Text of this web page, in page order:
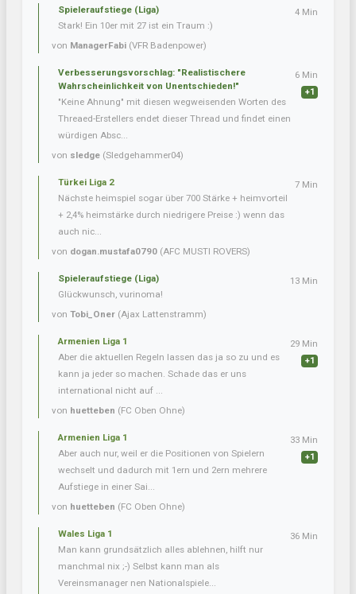
Spieleraufstiege (Liga)
Stark! Ein 10er mit 27 ist ein Traum :)
von ManagerFabi (VFR Badenpower)
4 Min
Verbesserungsvorschlag: "Realistischere
Wahrscheinlichkeit von Unentschieden!"
"Keine Ahnung" mit diesen wegweisenden Worten des
Threaed-Erstellers endet dieser Thread und findet einen
würdigen Absc...
von sledge (Sledgehammer04)
6 Min
+1
Türkei Liga 2
Nächste heimspiel sogar über 700 Stärke + heimvorteil
+ 2,4% heimstärke durch niedrigere Preise :) wenn das
auch nic...
von dogan.mustafa0790 (AFC MUSTI ROVERS)
7 Min
Spieleraufstiege (Liga)
Glückwunsch, vurinoma!
von Tobi_Oner (Ajax Lattenstramm)
13 Min
Armenien Liga 1
Aber die aktuellen Regeln lassen das ja so zu und es
kann ja jeder so machen. Schade das er uns
international nicht auf ...
von huetteben (FC Oben Ohne)
29 Min
+1
Armenien Liga 1
Aber auch nur, weil er die Positionen von Spielern
wechselt und dadurch mit 1ern und 2ern mehrere
Aufstiege in einer Sai...
von huetteben (FC Oben Ohne)
33 Min
+1
Wales Liga 1
Man kann grundsätzlich alles ablehnen, hilft nur
manchmal nix ;-) Selbst kann man als
Vereinsmanager nen Nationalspiele...
36 Min